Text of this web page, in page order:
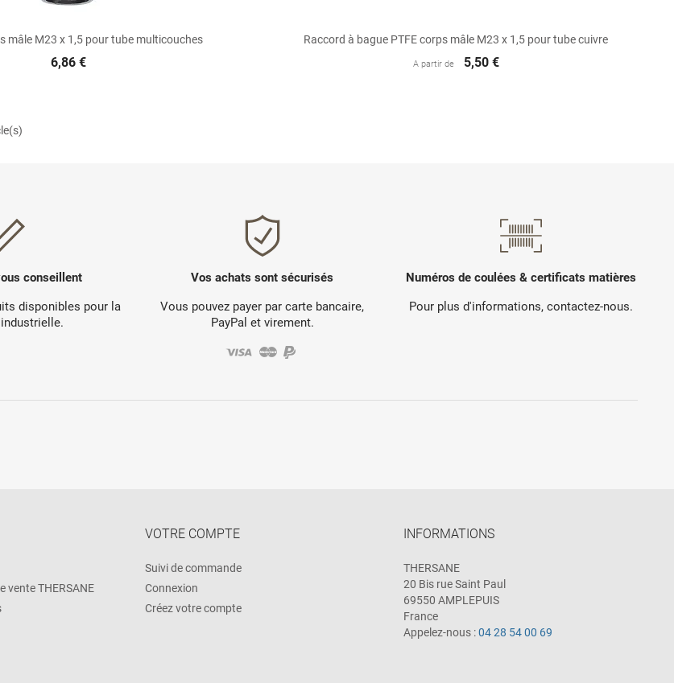
Aperçu rapide
mâle M23 x 1,5 pour tube multicouches
6,86 €
Aperçu rapide
Raccord à bague PTFE corps mâle M23 x 1,5 pour tube cuivre
A partir de 5,50 €
conseillent
disponibles pour la
Vos achats sont sécurisés
Vous pouvez payer par carte bancaire,
PayPal et virement.
Numéros de coulées & certificats matières
Pour plus d'informations, contactez-nous.
vente THERSANE
VOTRE COMPTE
Suivi de commande
Connexion
Créez votre compte
INFORMATIONS
THERSANE
20 Bis rue Saint Paul
69550 AMPLEPUIS
France
Appelez-nous :04 28 54 00 69